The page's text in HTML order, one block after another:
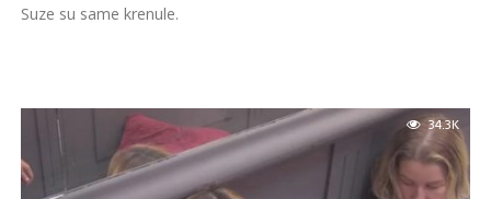
Suze su same krenule.
34.3K